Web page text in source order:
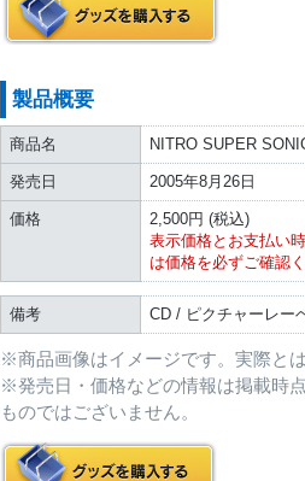
製品概要
商品名 NITRO SUPER
発売日 2005年8月26日
価格
2,500円 (税込)
表示価格とお支払い
は価格を必ずご確認
備考 CD / ピクチャーレー
※商品画像はイメージです。実際と
※発売日・価格などの情報は掲載時
ものではございません。